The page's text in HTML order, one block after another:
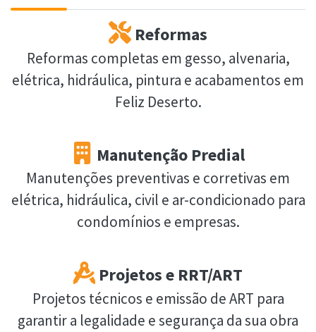
Reformas
Reformas completas em gesso, alvenaria,
elétrica, hidráulica, pintura e acabamentos em
Feliz Deserto.
Manutenção Predial
Manutenções preventivas e corretivas em
elétrica, hidráulica, civil e ar-condicionado para
condomínios e empresas.
Projetos e RRT/ART
Projetos técnicos e emissão de ART para
garantir a legalidade e segurança da sua obra